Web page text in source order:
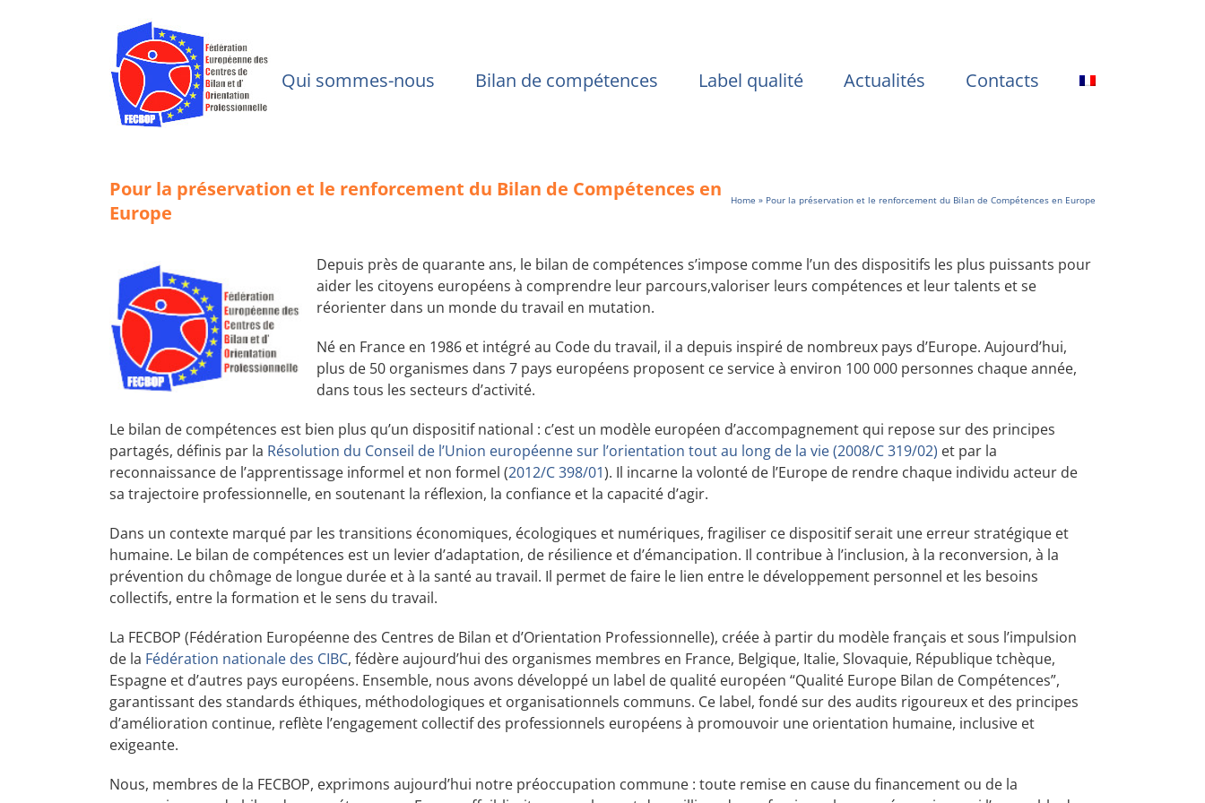
Qui sommes-nous Bilan de compétences Label qualité Actualités Contacts
Pour la préservation et le renforcement du Bilan de Compétences en
Europe
Home » Pour la préservation et le renforcement du Bilan de Compétences en Europe
Depuis près de quarante ans, le bilan de compétences s’impose comme l’un des dispositifs les plus puissants pour
aider les citoyens européens à comprendre leur parcours,valoriser leurs compétences et leur talents et se
réorienter dans un monde du travail en mutation.
Né en France en 1986 et intégré au Code du travail, il a depuis inspiré de nombreux pays d’Europe. Aujourd’hui,
plus de 50 organismes dans 7 pays européens proposent ce service à environ 100 000 personnes chaque année,
dans tous les secteurs d’activité.
Le bilan de compétences est bien plus qu’un dispositif national : c’est un modèle européen d’accompagnement qui repose sur des principes
partagés, définis par la Résolution du Conseil de l’Union européenne sur l’orientation tout au long de la vie (2008/C 319/02) et par la
reconnaissance de l’apprentissage informel et non formel (2012/C 398/01). Il incarne la volonté de l’Europe de rendre chaque individu acteur de
sa trajectoire professionnelle, en soutenant la réflexion, la confiance et la capacité d’agir.
Dans un contexte marqué par les transitions économiques, écologiques et numériques, fragiliser ce dispositif serait une erreur stratégique et
humaine. Le bilan de compétences est un levier d’adaptation, de résilience et d’émancipation. Il contribue à l’inclusion, à la reconversion, à la
prévention du chômage de longue durée et à la santé au travail. Il permet de faire le lien entre le développement personnel et les besoins
collectifs, entre la formation et le sens du travail.
La FECBOP (Fédération Européenne des Centres de Bilan et d’Orientation Professionnelle), créée à partir du modèle français et sous l’impulsion
de la Fédération nationale des CIBC, fédère aujourd’hui des organismes membres en France, Belgique, Italie, Slovaquie, République tchèque,
Espagne et d’autres pays européens. Ensemble, nous avons développé un label de qualité européen “Qualité Europe Bilan de Compétences”,
garantissant des standards éthiques, méthodologiques et organisationnels communs. Ce label, fondé sur des audits rigoureux et des principes
d’amélioration continue, reflète l’engagement collectif des professionnels européens à promouvoir une orientation humaine, inclusive et
exigeante.
Nous, membres de la FECBOP, exprimons aujourd’hui notre préoccupation commune : toute remise en cause du financement ou de la